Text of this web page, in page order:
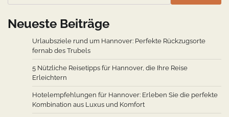
Neueste Beiträge
Urlaubsziele rund um Hannover: Perfekte Rückzugsorte
fernab des Trubels
5 Nützliche Reisetipps für Hannover, die Ihre Reise
Erleichtern
Hotelempfehlungen für Hannover: Erleben Sie die perfekte
Kombination aus Luxus und Komfort